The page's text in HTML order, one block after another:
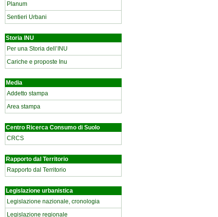
Planum
Sentieri Urbani
Storia INU
Per una Storia dell’INU
Cariche e proposte Inu
Media
Addetto stampa
Area stampa
Centro Ricerca Consumo di Suolo
CRCS
Rapporto dal Territorio
Rapporto dal Territorio
Legislazione urbanistica
Legislazione nazionale, cronologia
Legislazione regionale